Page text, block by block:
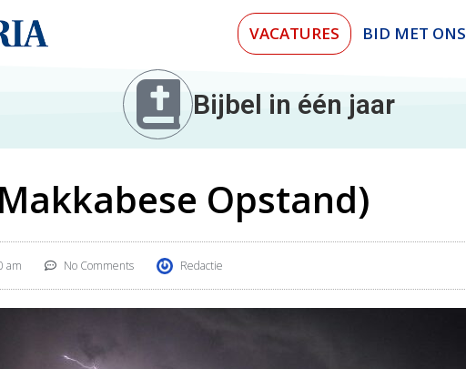
VACATURES BID MET ONS
Bijbel in één jaar
Opstand)
am No Comments Redactie